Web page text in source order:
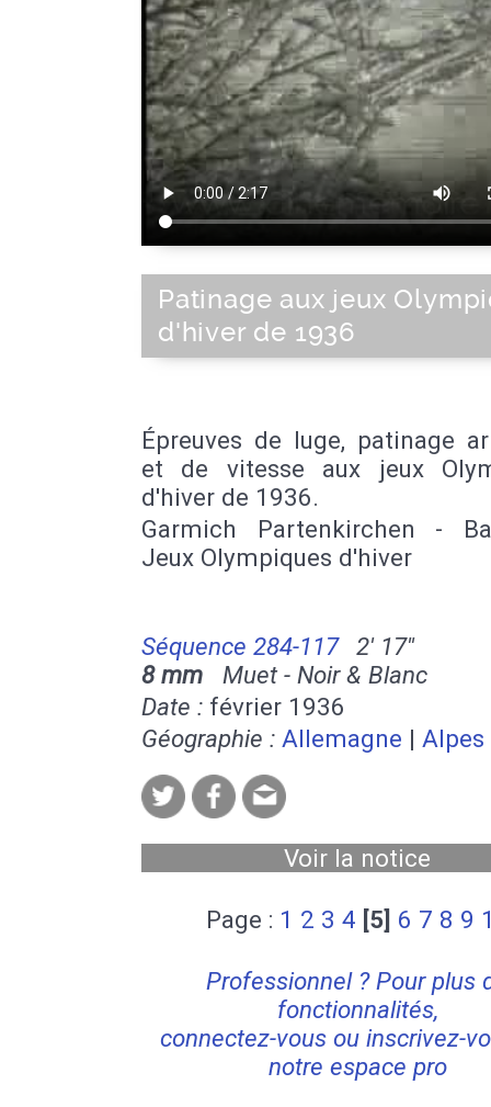
Patinage aux jeux
d'hiver de 1936
Épreuves de luge, patinage
et de vitesse aux jeux
d'hiver de 1936.
Garmich Partenkirchen -
Jeux Olympiques d'hiver
Séquence 284-117
2' 17''
8 mm Muet - Noir & Blanc
Date : février 1936
Géographie : Allemagne | Alpes
Voir la notice
Page : 1 2 3 4 [5] 6 7 8 9
Professionnel ? Pour plus
fonctionnalités,
connectez-vous ou inscrivez-
notre espace pro